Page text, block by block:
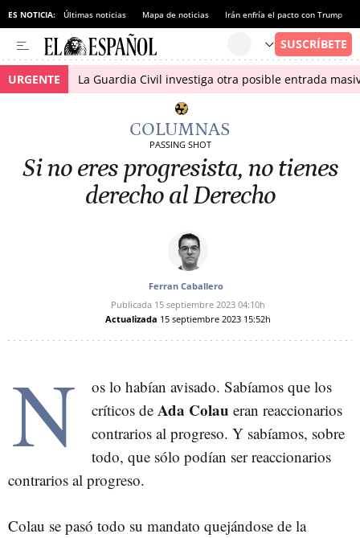
ES NOTICIA: Últimas noticias Mapa de noticias Irán enfría el pacto con Trump
URGENTE La Guardia Civil investiga otra posible entrada
COLUMNAS
PASSING SHOT
Si no eres progresista, no tienes
derecho al Derecho
Ferran Caballero
Publicada 15 septiembre 2023 04:10h
Actualizada 15 septiembre 2023 15:52h
N
os lo habían avisado. Sabíamos que los
críticos de Ada Colau eran reaccionarios
contrarios al progreso. Y sabíamos, sobre
todo, que sólo podían ser reaccionarios
contrarios al progreso.
Colau se pasó todo su mandato quejándose de la